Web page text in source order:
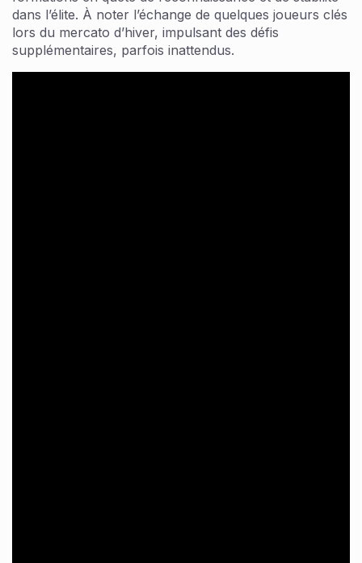
dans l’élite. À noter l’échange de quelques joueurs clés
lors du mercato d’hiver, impulsant des défis
supplémentaires, parfois inattendus.